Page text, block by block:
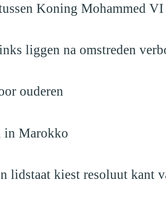
Koning Mohammed VI
liggen na omstreden
ouderen
in Marokko
lidstaat kiest resoluut kant